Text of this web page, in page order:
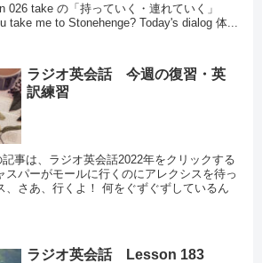
take の「持っていく・連れていく」
take me to Stonehenge? Today's dialog 体...
ラジオ英会話 今週の復習・英
訳練習
事は、ラジオ英会話2022年をクリックする
スパーがモールに行くのにアレクシスを待っ
、さあ、行くよ！ 何をぐずぐずしているん
ラジオ英会話 Lesson 183